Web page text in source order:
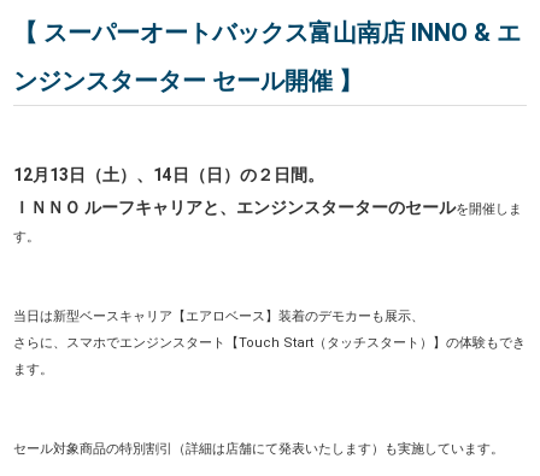
【 スーパーオートバックス富山南店 INNO & エ
ンジンスターター セール開催 】
12月13日（土）、14日（日）の２日間。
ＩＮＮＯ ルーフキャリアと、エンジンスターターのセールを開催しま
す。
当日は新型ベースキャリア【エアロベース】装着のデモカーも展示、
さらに、スマホでエンジンスタート【Touch Start（タッチスタート）】の体験もでき
ます。
セール対象商品の特別割引（詳細は店舗にて発表いたします）も実施しています。